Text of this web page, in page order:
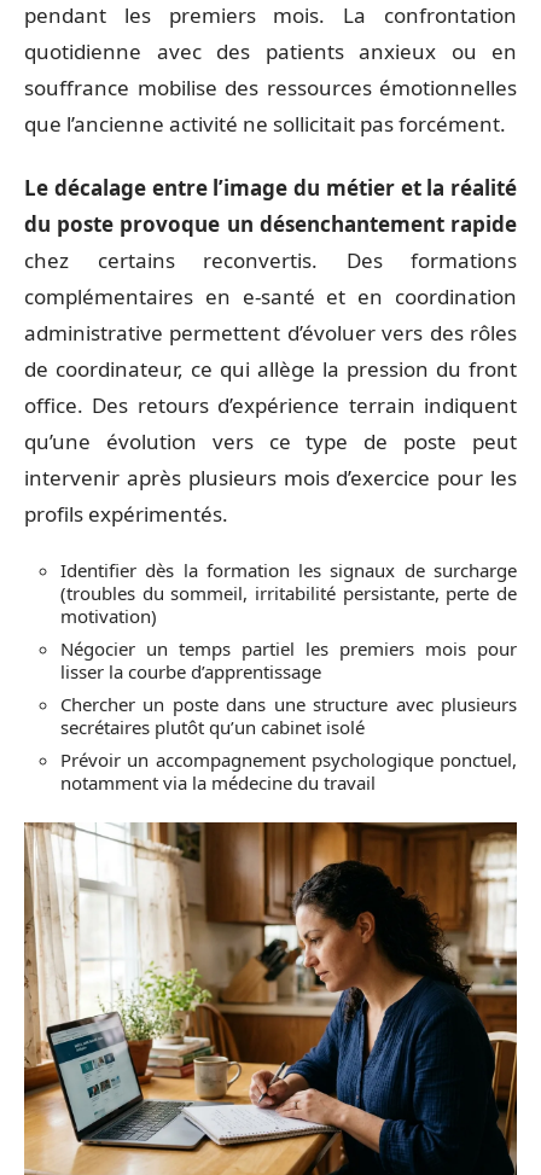
pendant les premiers mois. La confrontation
quotidienne avec des patients anxieux ou en
souffrance mobilise des ressources émotionnelles
que l’ancienne activité ne sollicitait pas forcément.
Le décalage entre l’image du métier et la réalité
du poste provoque un désenchantement rapide
chez certains reconvertis. Des formations
complémentaires en e-santé et en coordination
administrative permettent d’évoluer vers des rôles
de coordinateur, ce qui allège la pression du front
office. Des retours d’expérience terrain indiquent
qu’une évolution vers ce type de poste peut
intervenir après plusieurs mois d’exercice pour les
profils expérimentés.
Identifier dès la formation les signaux de surcharge
(troubles du sommeil, irritabilité persistante, perte de
motivation)
Négocier un temps partiel les premiers mois pour
lisser la courbe d’apprentissage
Chercher un poste dans une structure avec plusieurs
secrétaires plutôt qu’un cabinet isolé
Prévoir un accompagnement psychologique ponctuel,
notamment via la médecine du travail